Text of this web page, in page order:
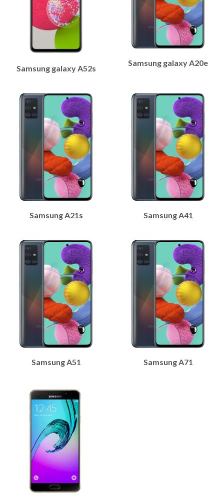
Samsung galaxy A52s
Samsung galaxy A20e
Samsung A21s Samsung A41
Samsung A51 Samsung A71